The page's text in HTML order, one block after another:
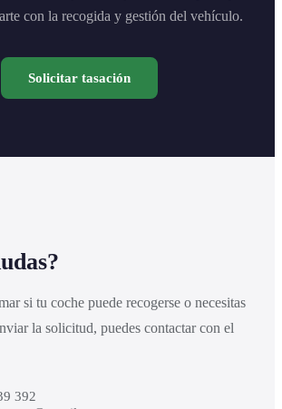
con la recogida y gestión del vehículo.
Solicitar tasación
si tu coche puede recogerse o necesitas
la solicitud, puedes contactar con el
392